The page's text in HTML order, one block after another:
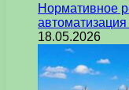
Нормативное
18.05.2026